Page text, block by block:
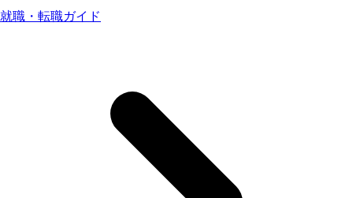
就職・転職ガイド